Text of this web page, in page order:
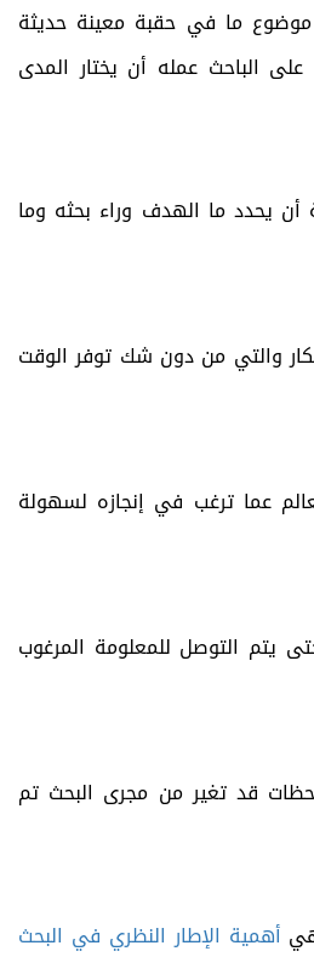
موضوع ما في حقبة معينة حديثة
الباحث عمله أن يختار المدى
أن يحدد ما الهدف وراء بحثه وما
والتي من دون شك توفر الوقت
عما ترغب في إنجازه لسهولة
يتم التوصل للمعلومة المرغوب
قد تغير من مجرى البحث تم
أهمية الإطار النظري في البحث